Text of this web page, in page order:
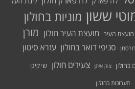
ששון מוניות בחולון
מועצת העיר מועצת העיר חולון מורן
סניפי דואר בחולון עזרא סיטון
בחולון צוק איתן צעירים חולון שי קינן
תערוכות בחולון